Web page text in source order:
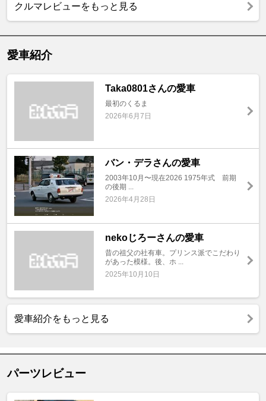
クルマレビューをもっと見る
愛車紹介
Taka0801さんの愛車
最初のくるま
2026年6月7日
バン・デラさんの愛車
2003年10月〜現在2026 1975年式 前期
の後期 ...
2026年4月28日
nekoじろーさんの愛車
昔の祖父の社有車。プリンス派でこだわり
があった模様。後、ホ ...
2025年10月10日
愛車紹介をもっと見る
パーツレビュー